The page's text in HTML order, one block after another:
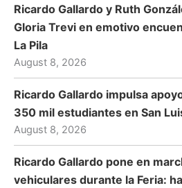
Ricardo Gallardo y Ruth
Gloria Trevi en emotivo
La Pila
August 8, 2026
Ricardo Gallardo impulsa
350 mil estudiantes en San
August 8, 2026
Ricardo Gallardo pone en
vehiculares durante la Feria: